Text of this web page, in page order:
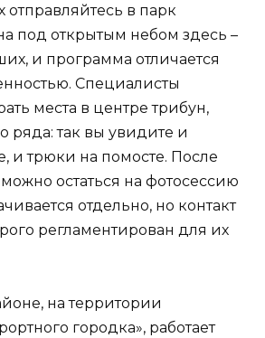
в парк
под открытым небом здесь –
и программа отличается
Специалисты
места в центре трибун,
ряда: так вы увидите и
и трюки на помосте. После
остаться на фотосессию
отдельно, но контакт
регламентирован для их
на территории
городка», работает